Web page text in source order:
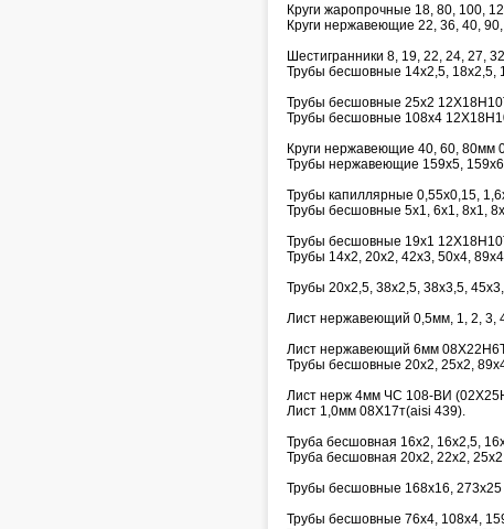
Круги жаропрочные 18, 80, 100,
Круги нержавеющие 22, 36, 40,
Шестигранники 8, 19, 22, 24, 27,
Трубы бесшовные 14х2,5, 18х2,5,
Трубы бесшовные 25х2
Трубы бесшовные 108х4
Круги нержавеющие 40, 60, 80мм
Трубы нержавеющие 159х5,
Трубы капиллярные 0,55х0,15,
Трубы бесшовные 5х1, 6х1, 8х1,
Трубы бесшовные 19х1
Трубы 14х2, 20х2, 42х3, 50х4,
Трубы 20х2,5, 38х2,5, 38х3,5,
Лист нержавеющий 0,5мм, 1, 2, 3,
Лист нержавеющий 6мм
Трубы бесшовные 20х2, 25х2,
Лист нерж 4мм ЧС 108-ВИ
Лист 1,0мм 08Х17т(aisi 439).
Труба бесшовная 16х2, 16х2,5,
Труба бесшовная 20х2, 22х2,
Трубы бесшовные 168х16,
Трубы бесшовные 76х4, 108х4,